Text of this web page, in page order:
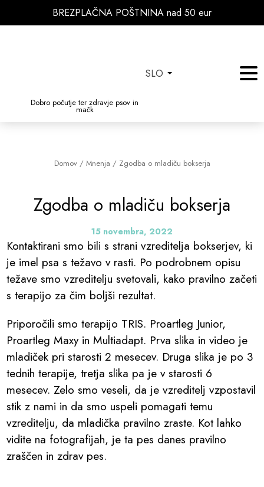
BREZPLAČNA POŠTNINA nad 50 eur
Dobro počutje ter zdravje psov in
mačk
SLO
Domov/ Mnenja / Zgodba o mladiču bokserja
Zgodba o mladiču bokserja
15 novembra, 2022
Kontaktirani smo bili s strani vzreditelja bokserjev, ki
je imel psa s težavo v rasti. Po podrobnem opisu
težave smo vzreditelju svetovali, kako pravilno začeti
s terapijo za čim boljši rezultat.
Priporočili smo terapijo TRIS. Proartleg Junior,
Proartleg Maxy in Multiadapt. Prva slika in video je
mladiček pri starosti 2 mesecev. Druga slika je po 3
tednih terapije, tretja slika pa je v starosti 6
mesecev. Zelo smo veseli, da je vzreditelj vzpostavil
stik z nami in da smo uspeli pomagati temu
vzreditelju, da mladička pravilno zraste. Kot lahko
vidite na fotografijah, je ta pes danes pravilno
zraščen in zdrav pes.